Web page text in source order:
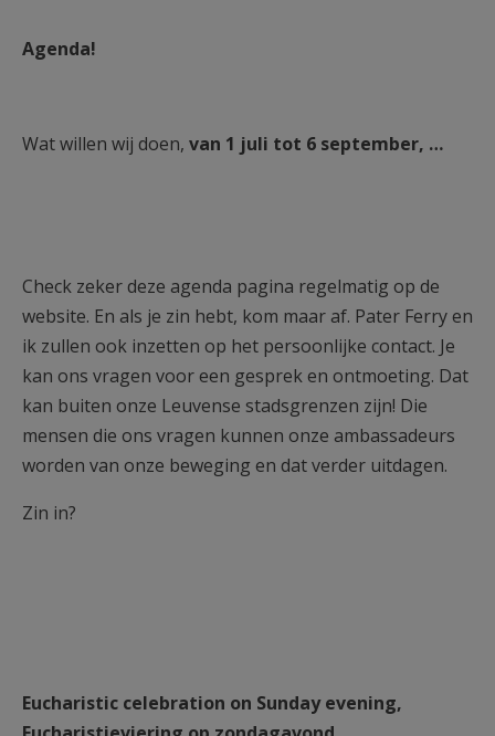
Agenda!
Wat willen wij doen, van 1 juli tot 6 september, …
Check zeker deze agenda pagina regelmatig op de
website. En als je zin hebt, kom maar af. Pater Ferry en
ik zullen ook inzetten op het persoonlijke contact. Je
kan ons vragen voor een gesprek en ontmoeting. Dat
kan buiten onze Leuvense stadsgrenzen zijn! Die
mensen die ons vragen kunnen onze ambassadeurs
worden van onze beweging en dat verder uitdagen.
Zin in?
Eucharistic celebration on Sunday evening,